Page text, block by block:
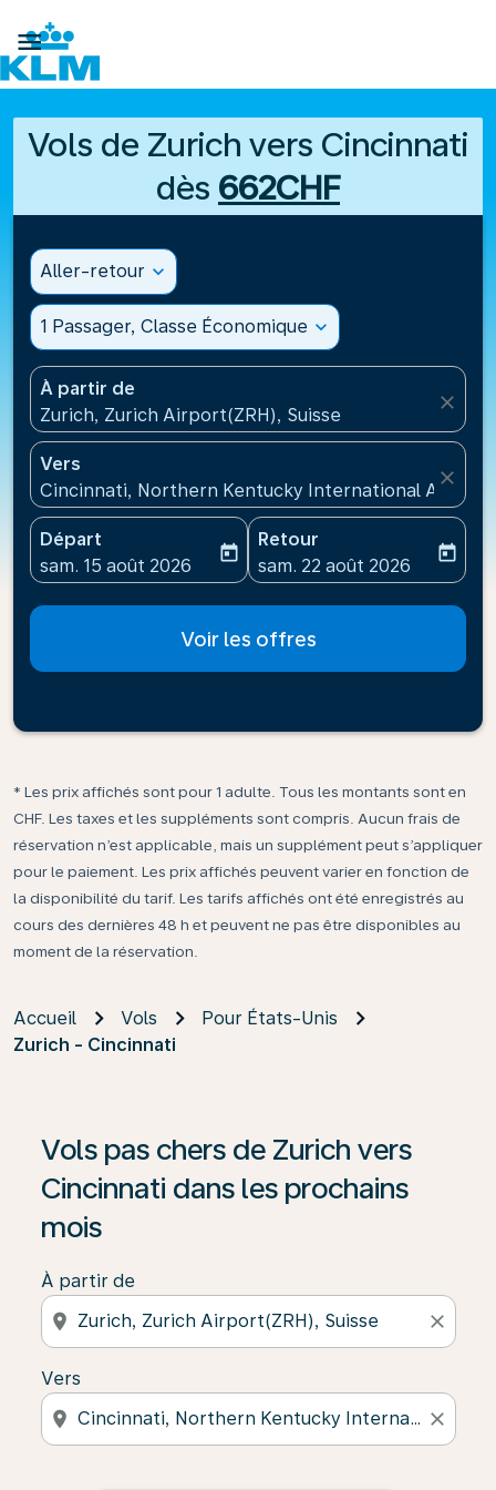

Vols de Zurich vers Cincinnati
dès 662CHF
Aller-retour expand_more
1 Passager, Classe Économique expand_more
À partir de
Zurich, Zurich Airport(ZRH), Suisse
close
Vers
Cincinnati, Northern Kentucky International
close
Départ
fc-booking-departure-date-aria-label
sam. 15 août 2026
today
Retour
fc-booking-return-date-
sam. 22 août 2026
today
Voir les offres
* Les prix affichés sont pour 1 adulte. Tous les montants sont en
CHF. Les taxes et les suppléments sont compris. Aucun frais de
réservation n’est applicable, mais un supplément peut s’appliquer
pour le paiement. Les prix affichés peuvent varier en fonction de
la disponibilité du tarif. Les tarifs affichés ont été enregistrés au
cours des dernières 48 h et peuvent ne pas être disponibles au
moment de la réservation.
Accueil Vols
Pour États-Unis
Zurich - Cincinnati
Vols pas chers de Zurich vers
Cincinnati dans les prochains
mois
À partir de
location_on close
Vers
location_on close